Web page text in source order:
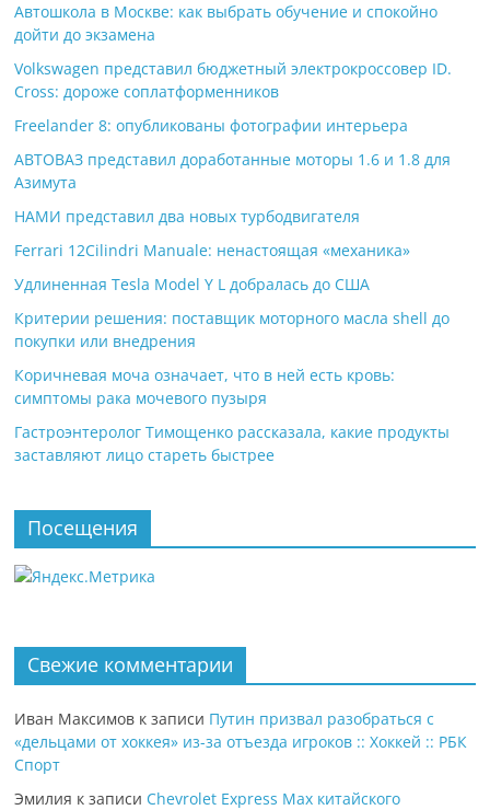
Автошкола в Москве: как выбрать обучение и спокойно
дойти до экзамена
Volkswagen представил бюджетный электрокроссовер ID.
Cross: дороже соплатформенников
Freelander 8: опубликованы фотографии интерьера
АВТОВАЗ представил доработанные моторы 1.6 и 1.8 для
Азимута
НАМИ представил два новых турбодвигателя
Ferrari 12Cilindri Manuale: ненастоящая «механика»
Удлиненная Tesla Model Y L добралась до США
Критерии решения: поставщик моторного масла shell до
покупки или внедрения
Коричневая моча означает, что в ней есть кровь:
симптомы рака мочевого пузыря
Гастроэнтеролог Тимощенко рассказала, какие продукты
заставляют лицо стареть быстрее
Посещения
Свежие комментарии
Иван Максимов к записи Путин призвал разобраться с
«дельцами от хоккея» из-за отъезда игроков :: Хоккей :: РБК
Спорт
Эмилия к записи Chevrolet Express Max китайского